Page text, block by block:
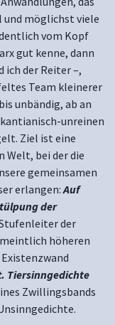
und möglichst viele
vom Kopf
gut kenne, dann
ich der Reiter –,
Team kleinerer
unbändig, ab an
unreinen
Ziel ist eine
Welt, bei der die
gemeinsamen
erlangen:Auf
der
der
höheren
Tiersinngedichte
Zwillingsbands